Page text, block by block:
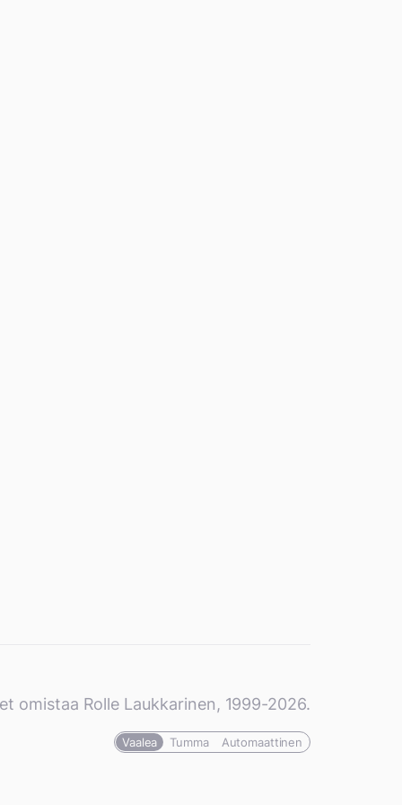
omistaa Rolle Laukkarinen, 1999-2026.
Vaalea Tumma Automaattinen